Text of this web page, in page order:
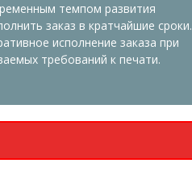
темпом развития
заказ в кратчайшие сроки.
исполнение заказа при
требований к печати.